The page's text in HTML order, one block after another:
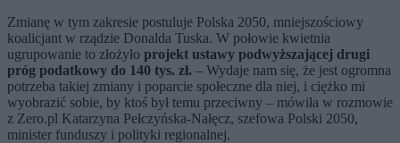
Zmianę w tym zakresie postuluje Polska 2050, mniejszościowy
koalicjant w rządzie Donalda Tuska. W połowie kwietnia
ugrupowanie to złożyło projekt ustawy podwyższającej drugi
próg podatkowy do 140 tys. zł. – Wydaje nam się, że jest ogromna
potrzeba takiej zmiany i poparcie społeczne dla niej, i ciężko mi
wyobrazić sobie, by ktoś był temu przeciwny – mówiła w rozmowie
z Zero.pl Katarzyna Pełczyńska-Nałęcz, szefowa Polski 2050,
minister funduszy i polityki regionalnej.